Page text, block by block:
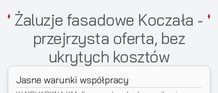
Żaluzje fasadowe Koczała -
przejrzysta oferta, bez
ukrytych kosztów
Jasne warunki współpracy